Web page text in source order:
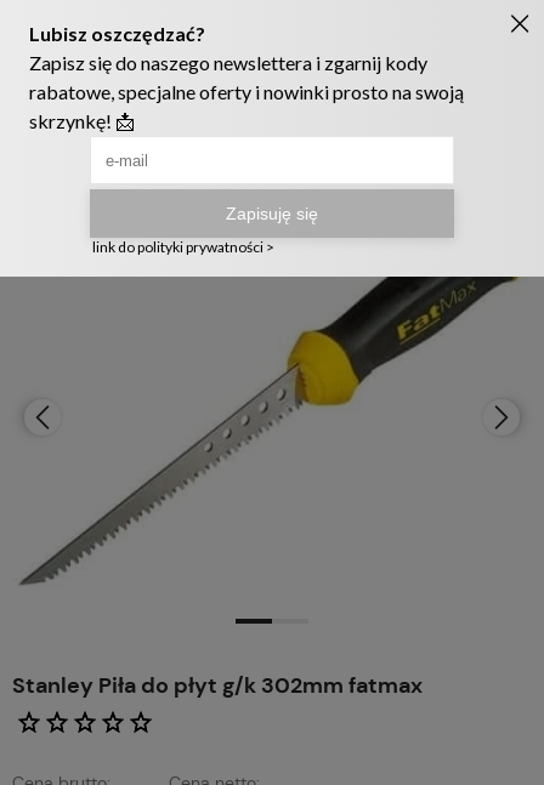
Ruszyła nowa szata graficzna naszego sklepu! ❤️
222905958 sklep@telmak.pl
Warsztat i narzędzia ręczne Narzędzia do cięcia i obróbki
Stanley Piła do płyt g/k 302mm fatmax